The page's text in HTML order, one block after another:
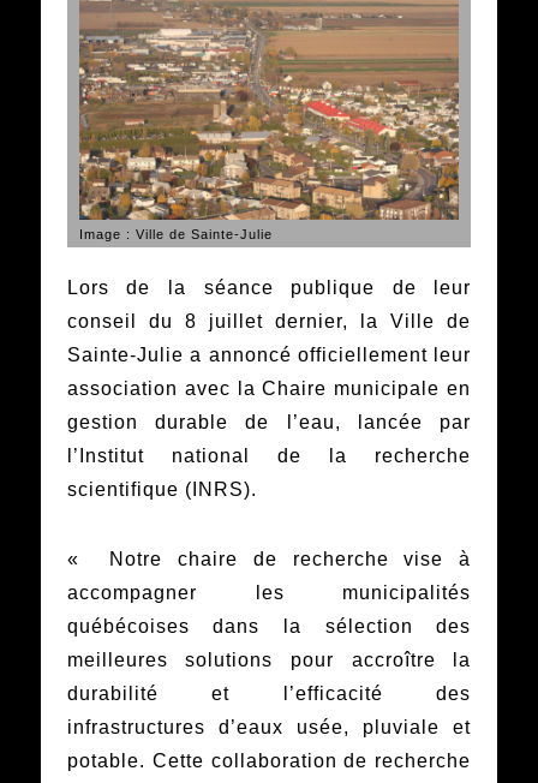
Image : Ville de Sainte-Julie
Lors de la séance publique de leur
conseil du 8 juillet dernier, la Ville de
Sainte-Julie a annoncé officiellement leur
association avec la Chaire municipale en
gestion durable de l’eau, lancée par
l’Institut national de la recherche
scientifique (INRS).
« Notre chaire de recherche vise à
accompagner les municipalités
québécoises dans la sélection des
meilleures solutions pour accroître la
durabilité et l’efficacité des
infrastructures d’eaux usée, pluviale et
potable. Cette collaboration de recherche